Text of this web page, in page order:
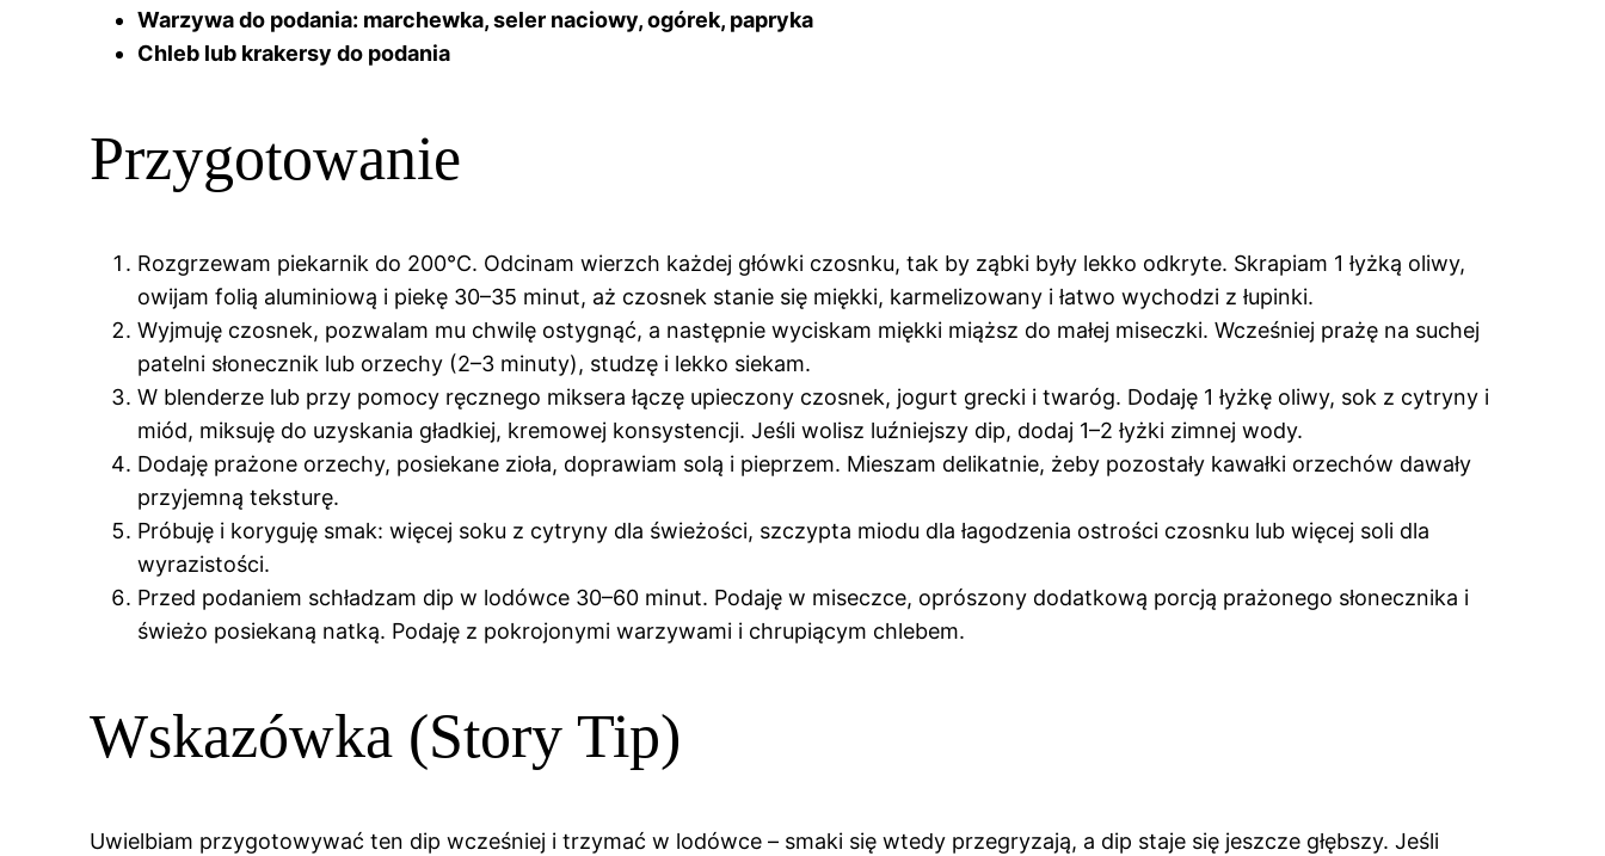
Warzywa do podania: marchewka, seler naciowy, ogórek, papryka
Chleb lub krakersy do podania
Przygotowanie
Rozgrzewam piekarnik do 200°C. Odcinam wierzch każdej główki czosnku, tak by ząbki były lekko odkryte. Skrapiam 1 łyżką oliwy,
owijam folią aluminiową i piekę 30–35 minut, aż czosnek stanie się miękki, karmelizowany i łatwo wychodzi z łupinki.
Wyjmuję czosnek, pozwalam mu chwilę ostygnąć, a następnie wyciskam miękki miąższ do małej miseczki. Wcześniej prażę na suchej
patelni słonecznik lub orzechy (2–3 minuty), studzę i lekko siekam.
W blenderze lub przy pomocy ręcznego miksera łączę upieczony czosnek, jogurt grecki i twaróg. Dodaję 1 łyżkę oliwy, sok z cytryny i
miód, miksuję do uzyskania gładkiej, kremowej konsystencji. Jeśli wolisz luźniejszy dip, dodaj 1–2 łyżki zimnej wody.
Dodaję prażone orzechy, posiekane zioła, doprawiam solą i pieprzem. Mieszam delikatnie, żeby pozostały kawałki orzechów dawały
przyjemną teksturę.
Próbuję i koryguję smak: więcej soku z cytryny dla świeżości, szczypta miodu dla łagodzenia ostrości czosnku lub więcej soli dla
wyrazistości.
Przed podaniem schładzam dip w lodówce 30–60 minut. Podaję w miseczce, oprószony dodatkową porcją prażonego słonecznika i
świeżo posiekaną natką. Podaję z pokrojonymi warzywami i chrupiącym chlebem.
Wskazówka (Story Tip)
Uwielbiam przygotowywać ten dip wcześniej i trzymać w lodówce – smaki się wtedy przegryzają, a dip staje się jeszcze głębszy. Jeśli